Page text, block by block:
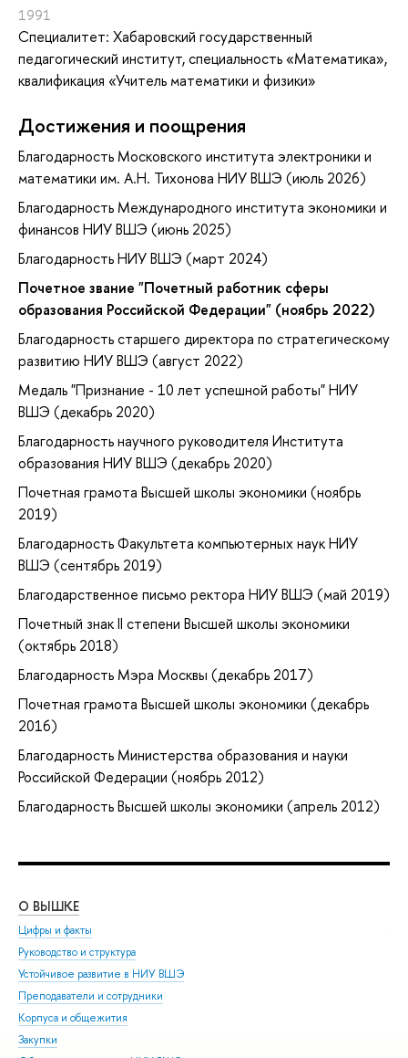
1991
Специалитет: Хабаровский государственный
педагогический институт, специальность «Математика»,
квалификация «Учитель математики и физики»
Достижения и поощрения
Благодарность Московского института электроники и
математики им. А.Н. Тихонова НИУ ВШЭ (июль 2026)
Благодарность Международного института экономики и
финансов НИУ ВШЭ (июнь 2025)
Благодарность НИУ ВШЭ (март 2024)
Почетное звание "Почетный работник сферы
образования Российской Федерации" (ноябрь 2022)
Благодарность старшего директора по стратегическому
развитию НИУ ВШЭ (август 2022)
Медаль "Признание - 10 лет успешной работы" НИУ
ВШЭ (декабрь 2020)
Благодарность научного руководителя Института
образования НИУ ВШЭ (декабрь 2020)
Почетная грамота Высшей школы экономики (ноябрь
2019)
Благодарность Факультета компьютерных наук НИУ
ВШЭ (сентябрь 2019)
Благодарственное письмо ректора НИУ ВШЭ (май 2019)
Почетный знак II степени Высшей школы экономики
(октябрь 2018)
Благодарность Мэра Москвы (декабрь 2017)
Почетная грамота Высшей школы экономики (декабрь
2016)
Благодарность Министерства образования и науки
Российской Федерации (ноябрь 2012)
Благодарность Высшей школы экономики (апрель 2012)
О ВЫШКЕ
Цифры и факты
Руководство и структура
Устойчивое развитие в НИУ ВШЭ
Преподаватели и сотрудники
Корпуса и общежития
Закупки